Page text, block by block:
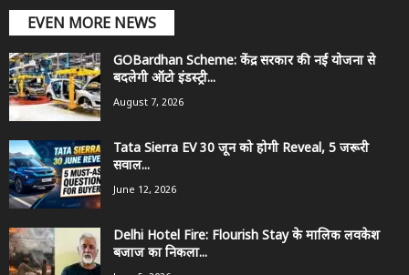
EVEN MORE NEWS
GOBardhan Scheme: केंद्र सरकार की नई योजना से
बदलेगी ऑटो इंडस्ट्री...
August 7, 2026
Tata Sierra EV 30 जून को होगी Reveal, 5 जरूरी
सवाल...
June 12, 2026
Delhi Hotel Fire: Flourish Stay के मालिक लवकेश
बजाज का निकला...